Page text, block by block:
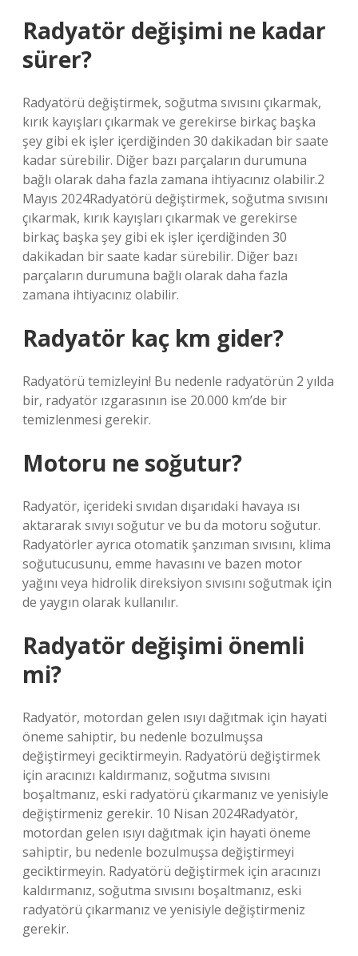
Radyatör değişimi ne kadar
sürer?
Radyatörü değiştirmek, soğutma sıvısını çıkarmak,
kırık kayışları çıkarmak ve gerekirse birkaç başka
şey gibi ek işler içerdiğinden 30 dakikadan bir saate
kadar sürebilir. Diğer bazı parçaların durumuna
bağlı olarak daha fazla zamana ihtiyacınız olabilir.2
Mayıs 2024Radyatörü değiştirmek, soğutma sıvısını
çıkarmak, kırık kayışları çıkarmak ve gerekirse
birkaç başka şey gibi ek işler içerdiğinden 30
dakikadan bir saate kadar sürebilir. Diğer bazı
parçaların durumuna bağlı olarak daha fazla
zamana ihtiyacınız olabilir.
Radyatör kaç km gider?
Radyatörü temizleyin! Bu nedenle radyatörün 2 yılda
bir, radyatör ızgarasının ise 20.000 km’de bir
temizlenmesi gerekir.
Motoru ne soğutur?
Radyatör, içerideki sıvıdan dışarıdaki havaya ısı
aktararak sıvıyı soğutur ve bu da motoru soğutur.
Radyatörler ayrıca otomatik şanzıman sıvısını, klima
soğutucusunu, emme havasını ve bazen motor
yağını veya hidrolik direksiyon sıvısını soğutmak için
de yaygın olarak kullanılır.
Radyatör değişimi önemli
mi?
Radyatör, motordan gelen ısıyı dağıtmak için hayati
öneme sahiptir, bu nedenle bozulmuşsa
değiştirmeyi geciktirmeyin. Radyatörü değiştirmek
için aracınızı kaldırmanız, soğutma sıvısını
boşaltmanız, eski radyatörü çıkarmanız ve yenisiyle
değiştirmeniz gerekir. 10 Nisan 2024Radyatör,
motordan gelen ısıyı dağıtmak için hayati öneme
sahiptir, bu nedenle bozulmuşsa değiştirmeyi
geciktirmeyin. Radyatörü değiştirmek için aracınızı
kaldırmanız, soğutma sıvısını boşaltmanız, eski
radyatörü çıkarmanız ve yenisiyle değiştirmeniz
gerekir.